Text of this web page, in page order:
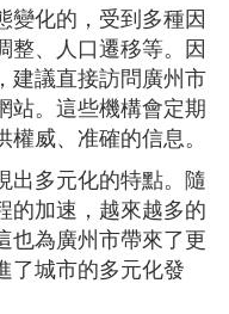
變化的，受到多種因
整、人口遷移等。因
建議直接訪問廣州市
站。這些機構會定期
威、准確的信息。
出多元化的特點。隨
的加速，越來越多的
也為廣州市帶來了更
了城市的多元化發